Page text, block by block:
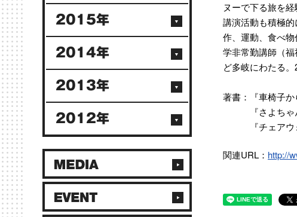
ヌーで下る旅を
講演活動も積極
作、運動、食べ
学非常勤講師（
ど多岐にわたる
著書：『車椅子か
『さよちゃん
『チェアウォ
関連URL： http://
2015年
2014年
2013年
2012年